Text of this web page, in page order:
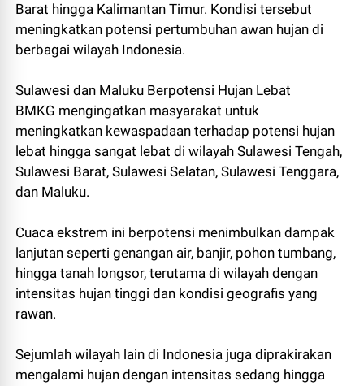
Barat hingga Kalimantan Timur. Kondisi tersebut
meningkatkan potensi pertumbuhan awan hujan di
berbagai wilayah Indonesia.
Sulawesi dan Maluku Berpotensi Hujan Lebat
BMKG mengingatkan masyarakat untuk
meningkatkan kewaspadaan terhadap potensi hujan
lebat hingga sangat lebat di wilayah Sulawesi Tengah,
Sulawesi Barat, Sulawesi Selatan, Sulawesi Tenggara,
dan Maluku.
Cuaca ekstrem ini berpotensi menimbulkan dampak
lanjutan seperti genangan air, banjir, pohon tumbang,
hingga tanah longsor, terutama di wilayah dengan
intensitas hujan tinggi dan kondisi geografis yang
rawan.
Sejumlah wilayah lain di Indonesia juga diprakirakan
mengalami hujan dengan intensitas sedang hingga